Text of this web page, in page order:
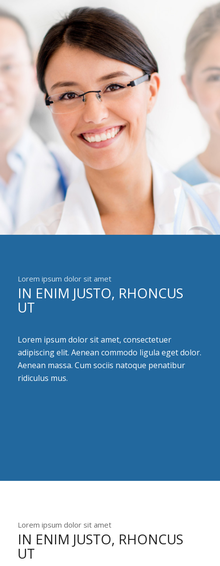
Lorem ipsum dolor sit amet
IN ENIM JUSTO, RHONCUS
UT
Lorem ipsum dolor sit amet, consectetuer
adipiscing elit. Aenean commodo ligula eget dolor.
Aenean massa. Cum sociis natoque penatibur
ridiculus mus.
Lorem ipsum dolor sit amet
IN ENIM JUSTO, RHONCUS
UT